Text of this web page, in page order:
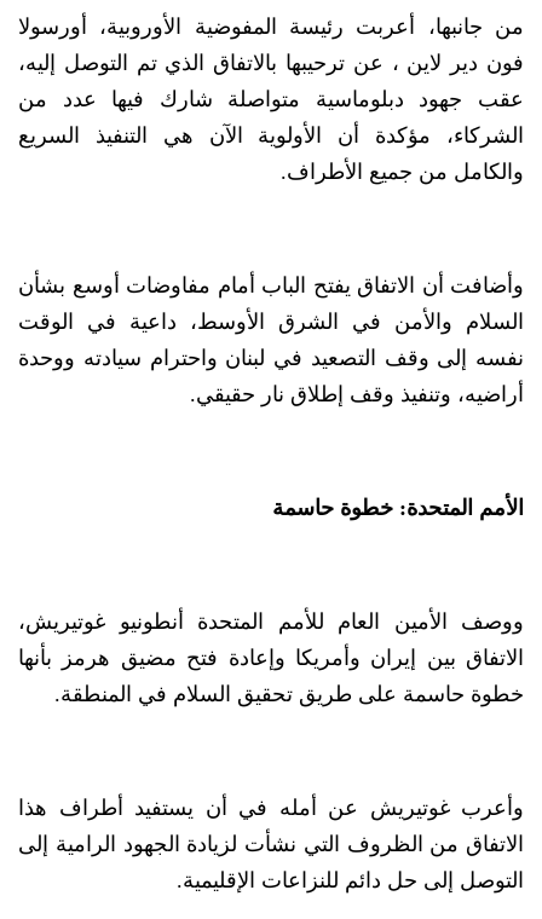
من جانبها، أعربت رئيسة المفوضية الأوروبية، أورسولا
فون دير لاين ، عن ترحيبها بالاتفاق الذي تم التوصل إليه،
عقب جهود دبلوماسية متواصلة شارك فيها عدد من
الشركاء، مؤكدة أن الأولوية الآن هي التنفيذ السريع
والكامل من جميع الأطراف.
وأضافت أن الاتفاق يفتح الباب أمام مفاوضات أوسع بشأن
السلام والأمن في الشرق الأوسط، داعية في الوقت
نفسه إلى وقف التصعيد في لبنان واحترام سيادته ووحدة
أراضيه، وتنفيذ وقف إطلاق نار حقيقي.
الأمم المتحدة: خطوة حاسمة
ووصف الأمين العام للأمم المتحدة أنطونيو غوتيريش،
الاتفاق بين إيران وأمريكا وإعادة فتح مضيق هرمز بأنها
خطوة حاسمة على طريق تحقيق السلام في المنطقة.
وأعرب غوتيريش عن أمله في أن يستفيد أطراف هذا
الاتفاق من الظروف التي نشأت لزيادة الجهود الرامية إلى
التوصل إلى حل دائم للنزاعات الإقليمية.